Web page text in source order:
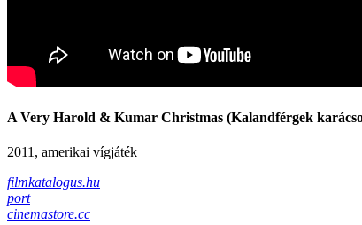
A Very Harold & Kumar Christmas (Kalandférgek
2011, amerikai vígjáték
filmkatalogus.hu
port
cinemastore.cc